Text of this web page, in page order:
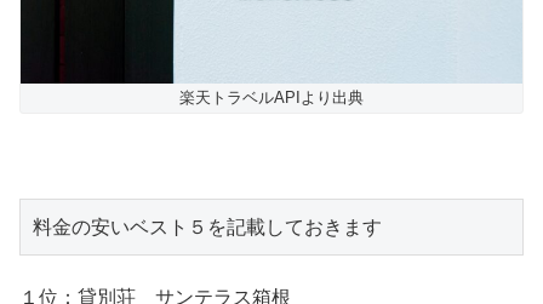
楽天トラベルAPIより出典
料金の安いベスト５を記載しておきます
１位：貸別荘 サンテラス箱根